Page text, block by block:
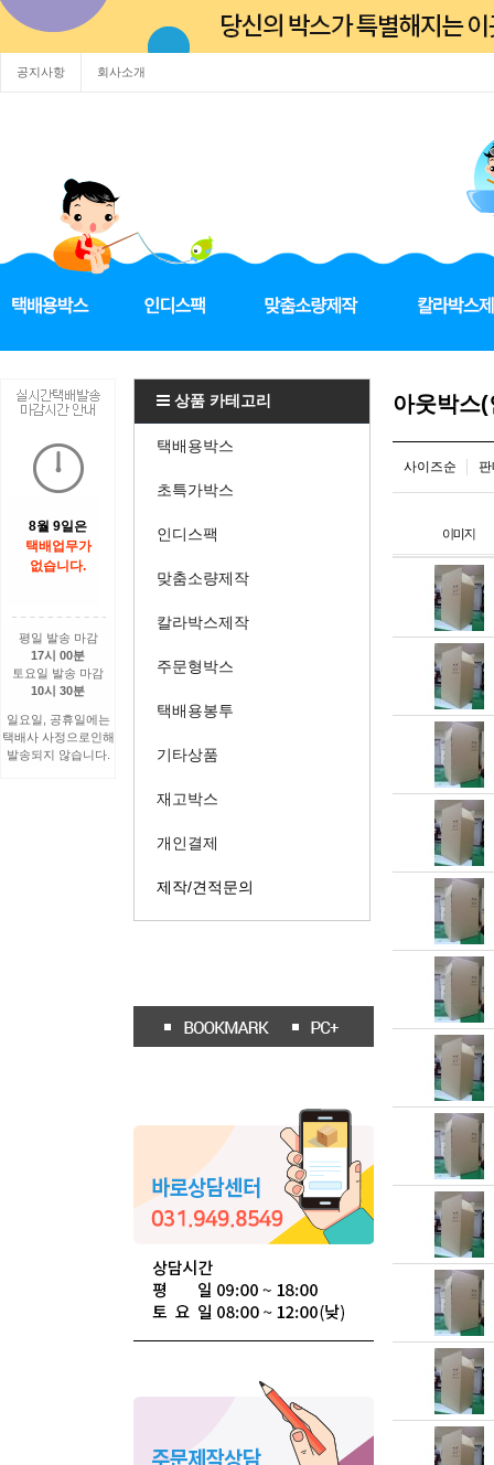
공지사항 회사소개
8월 9일은
택배업무가
없습니다.
평일 발송 마감
17시 00분
토요일 발송 마감
10시 30분
일요일, 공휴일에는
택배사 사정으로인해
발송되지 않습니다.
상품 카테고리
택배용박스
초특가박스
인디스팩
맞춤소량제작
칼라박스제작
주문형박스
택배용봉투
기타상품
재고박스
개인결제
제작/견적문의
아웃박스
사이즈순